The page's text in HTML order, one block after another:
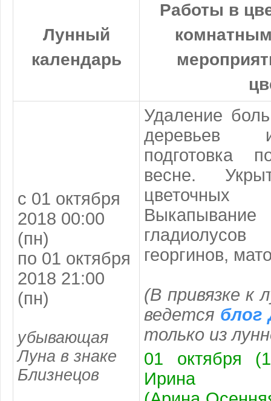
Лунный
календарь
Работы в
с 01 октября
2018 00:00
(пн)
по 01 октября
2018 21:00
(пн)
убывающая
Луна в знаке
Близнецов
Удаление
деревьев
подготовка
весне.
георгинов,
(В привязке к
ведется блог
только из
01 октября
Ирина